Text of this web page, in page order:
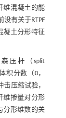
维混凝土的能
没有关于RTPF
凝土分形特征
压杆（split
积分数（0，
击压缩试验，
维掺量对分形
分形维数的关